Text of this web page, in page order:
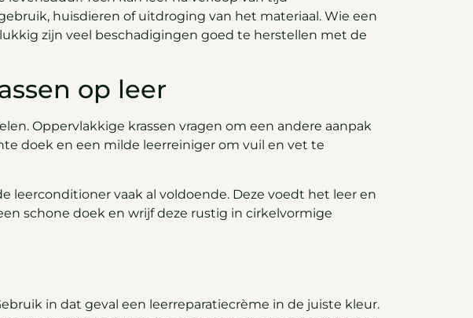
huisdieren of uitdroging van het materiaal. Wie een
zijn veel beschadigingen goed te herstellen met de
op leer
Oppervlakkige krassen vragen om een andere aanpak
doek en een milde leerreiniger om vuil en vet te
leerconditioner vaak al voldoende. Deze voedt het leer en
schone doek en wrijf deze rustig in cirkelvormige
in dat geval een leerreparatiecrème in de juiste kleur.